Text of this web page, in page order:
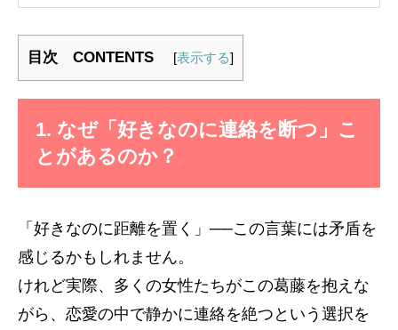
目次 CONTENTS [表示する]
1. なぜ「好きなのに連絡を断つ」こ
とがあるのか？
「好きなのに距離を置く」──この言葉には矛盾を
感じるかもしれません。
けれど実際、多くの女性たちがこの葛藤を抱えな
がら、恋愛の中で静かに連絡を絶つという選択を